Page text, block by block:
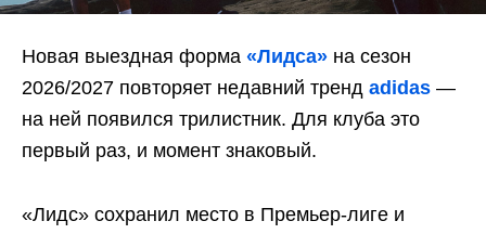
Новая выездная форма «Лидса» на сезон
2026/2027 повторяет недавний тренд adidas —
на ней появился трилистник. Для клуба это
первый раз, и момент знаковый.
«Лидс» сохранил место в Премьер-лиге и